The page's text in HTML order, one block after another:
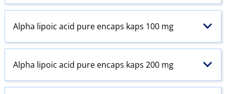
Alpha lipoic acid pure encaps kaps 100 mg
Alpha lipoic acid pure encaps kaps 200 mg